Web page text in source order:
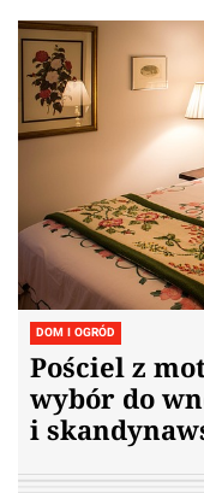
DOM I OGRÓD
Pościel z
wybór do
i